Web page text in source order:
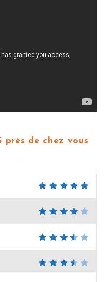
près de chez vous